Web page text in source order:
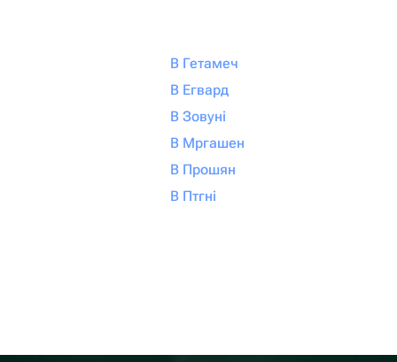
В Гетамеч
В Егвард
В Зовуні
В Мргашен
В Прошян
В Птгні